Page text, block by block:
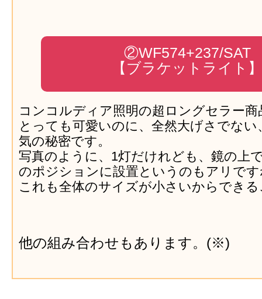
②WF574+237/SAT
【ブラケットライト】
コンコルディア照明の超ロングセラー商
とっても可愛いのに、全然大げさでな
気の秘密です。
写真のように、1灯だけれども、鏡の上
のポジションに設置というのもアリで
これも全体のサイズが小さいからでき
他の組み合わせもあります。(※)